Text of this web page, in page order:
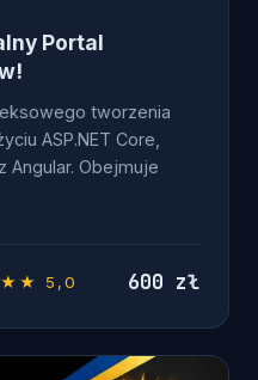
Portal
tworzenia
ASP.NET Core,
Angular. Obejmuje
5,0 600 zł